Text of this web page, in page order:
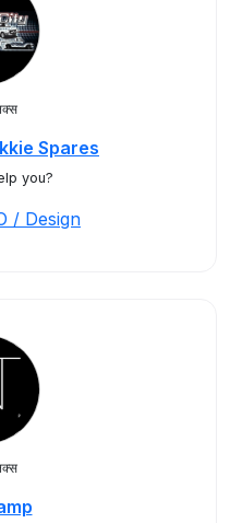
Spares
you?
/ Design